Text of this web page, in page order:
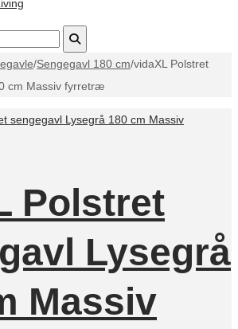
/Sengegavl 180 cm/vidaXL Polstret
cm Massiv fyrretræ
Polstret
Lysegrå
Massiv